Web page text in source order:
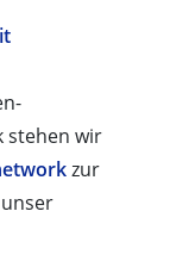
stehen wir
zur